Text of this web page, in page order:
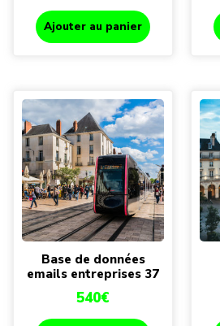
Ajouter au panier
Base de données
emails entreprises 37
540€